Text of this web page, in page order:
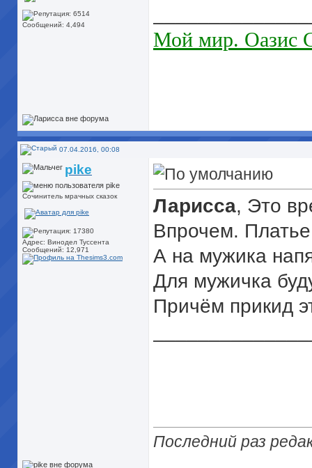
Сообщений: 4,494
Мой мир. Оазис
07.04.2016, 00:08
pike
Сочинитель мрачных сказок
Адрес: Винодел Туссента
Сообщений: 12,971
Ларисса, Это
Впрочем. Платье
А на мужика
Для мужичка
Причём прикид
Последний раз